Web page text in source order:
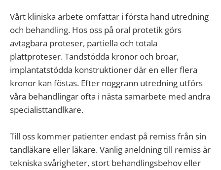
Vårt kliniska arbete omfattar i första hand utredning
och behandling. Hos oss på oral protetik görs
avtagbara proteser, partiella och totala
plattproteser. Tandstödda kronor och broar,
implantatstödda konstruktioner där en eller flera
kronor kan föstas. Efter noggrann utredning utförs
våra behandlingar ofta i nästa samarbete med andra
specialisttandlkare.
Till oss kommer patienter endast på remiss från sin
tandläkare eller läkare. Vanlig aneldning till remiss är
tekniska svårigheter, stort behandlingsbehov eller